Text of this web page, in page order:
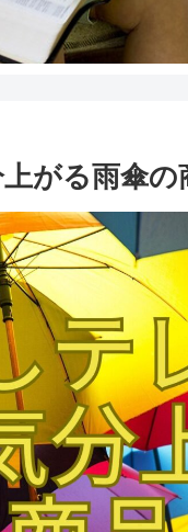
がる雨傘の